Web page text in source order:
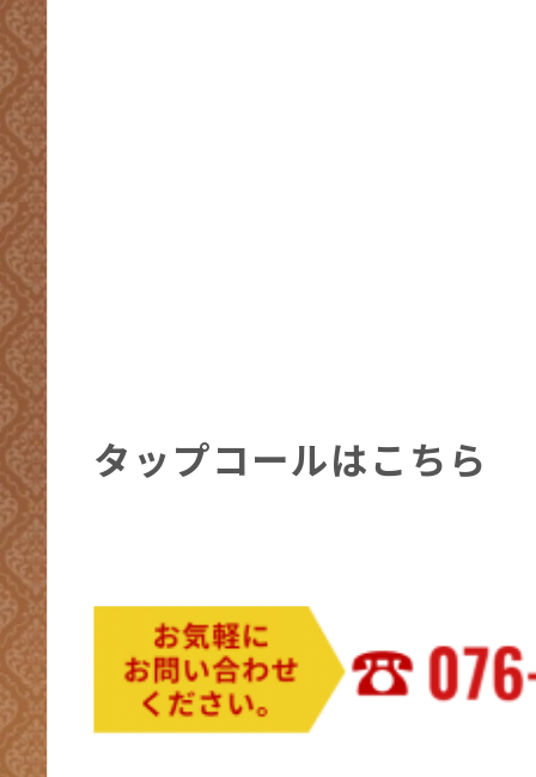
タップコールはこちら